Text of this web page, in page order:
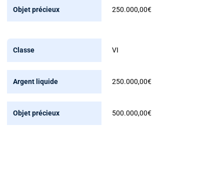
250.000,00€
VI
250.000,00€
500.000,00€